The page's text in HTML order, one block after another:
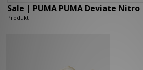
Sale | PUMA PUMA Deviate Nitro
Produkt